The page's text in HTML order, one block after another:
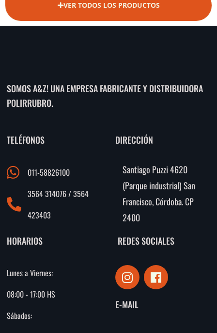
VER TODOS LOS PRODUCTOS
SOMOS A&Z! UNA EMPRESA FABRICANTE Y DISTRIBUIDORA
POLIRRUBRO.
TELÉFONOS
011-58826100
3564 314076 / 3564
423403
DIRECCIÓN
Santiago Puzzi 4620
(Parque industrial) San
Francisco, Córdoba. CP
2400
HORARIOS
Lunes a Viernes:
08:00 - 17:00 HS
Sábados:
REDES SOCIALES
I
n
s
t
F
a
c
E-MAIL